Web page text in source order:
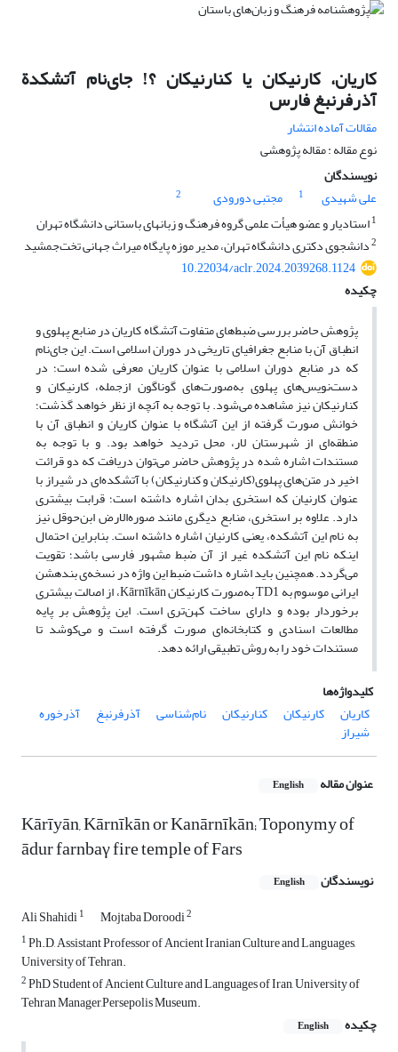
کاریان، کارنیکان یا کنارنیکان ؟! جای‌نام آتشکدة
آذرفرنبغ فارس
مقالات آماده انتشار
نوع مقاله : مقاله پژوهشی
نویسندگان
علی شهیدی
1 مجتبی دورودی
2
1استادیار و عضو هیأت علمی گروه فرهنگ و زبانهای باستانی دانشگاه تهران
2دانشجوی دکتری دانشگاه تهران، مدیر موزه پایگاه میراث جهانی تخت‌جمشید
10.22034/aclr.2024.2039268.1124
چکیده
پژوهش حاضر بررسی ضبط‌های متفاوت آتشگاه کاریان در منابع پهلوی و
انطباق آن با منابع جغرافیای تاریخی در دوران اسلامی است. این جای‌نام
که در منابع دوران اسلامی با عنوان کاریان معرفی شده است؛ در
دست‌نویس‌های پهلوی به‌صورت‌های گوناگون ازجمله، کارنیکان و
کنارنیکان نیز مشاهده می‌شود. با توجه به آنچه از نظر خواهد گذشت؛
خوانش صورت گرفته از این آتشگاه با عنوان کاریان و انطباق آن با
منطقه‌ای از شهرستان لار، محل تردید خواهد بود. و با توجه به
مستندات اشاره شده در پژوهش حاضر می‌توان دریافت که دو قرائت
اخیر در متن‌های پهلوی(کارنیکان و کنارنیکان) با آتشکده‌ای در شیراز با
عنوان کارنیان که استخری بدان اشاره داشته است؛ قرابت بیشتری
دارد. علاوه بر استخری، منابع دیگری مانند صوره‌الارض ابن‌حوقل نیز
به نام این آتشکده، یعنی کارنیان اشاره داشته است. بنابراین احتمال
اینکه نام این آتشکده غیر از آن ضبط مشهور فارسی باشد؛ تقویت
می‌گردد. همچنین باید اشاره داشت ضبط این واژه در نسخه‌ی بندهشن
ایرانی موسوم به TD1 به‌صورت کارنیکان Kārnīkān، از اصالت بیشتری
برخوردار بوده و دارای ساخت کهن‌تری است. این پژوهش بر پایه
مطالعات اسنادی و کتابخانه‌ای صورت گرفته است و می‌کوشد تا
مستندات خود را به روش تطبیقی ارائه دهد.
کلیدواژه‌ها
کاریان
کارنیکان کنارنیکان نام‌شناسی آذرفرنبغ آذرخوره
شیراز
عنوان مقاله English
Kārīyān, Kārnīkān or Kanārnīkān; Toponymy of
ādur farnbaγ fire temple of Fars
نویسندگان English
Ali Shahidi1 Mojtaba Doroodi2
1Ph.D, Assistant Professor of Ancient Iranian Culture and Languages,
University of Tehran.
2PhD Student of Ancient Culture and Languages of Iran, University of
Tehran Manager,Persepolis Museum.
چکیده
English